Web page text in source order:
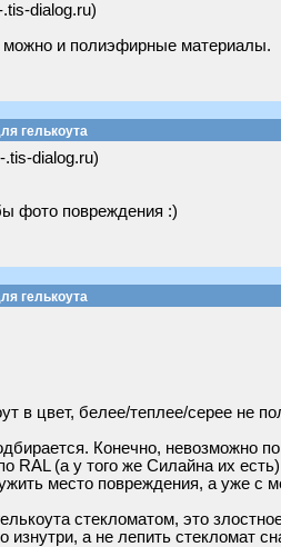
dialog.ru)
и полиэфирные материалы.
гелькоута
.tis-dialog.ru)
фото повреждения :)
гелькоута
в цвет, белее/теплее/серее не
Конечно, невозможно
RAL (а у того же Силайна их
место повреждения, а уже с
стекломатом, это
изнутри, а не лепить стекломат